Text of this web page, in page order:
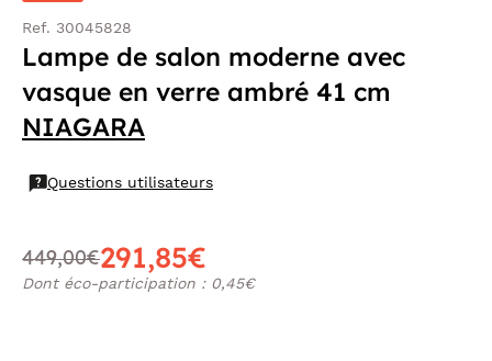
Ref. 30045828
Lampe de salon moderne avec
vasque en verre ambré 41 cm
NIAGARA
Questions utilisateurs
449,00€291,85€
Dont éco-participation : 0,45€